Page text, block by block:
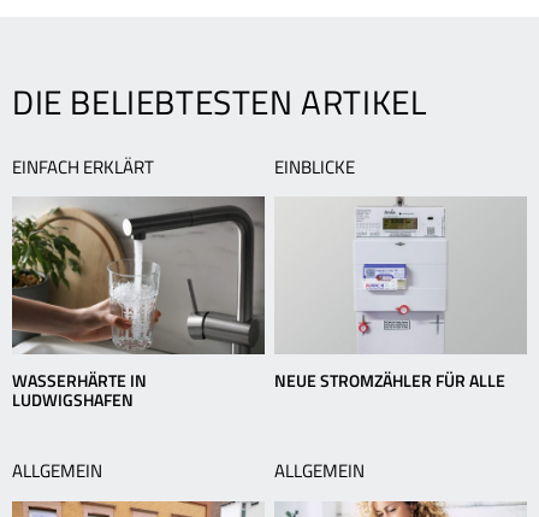
DIE BELIEBTESTEN ARTIKEL
EINFACH ERKLÄRT
WASSERHÄRTE IN
LUDWIGSHAFEN
EINBLICKE
NEUE STROMZÄHLER FÜR ALLE
ALLGEMEIN ALLGEMEIN